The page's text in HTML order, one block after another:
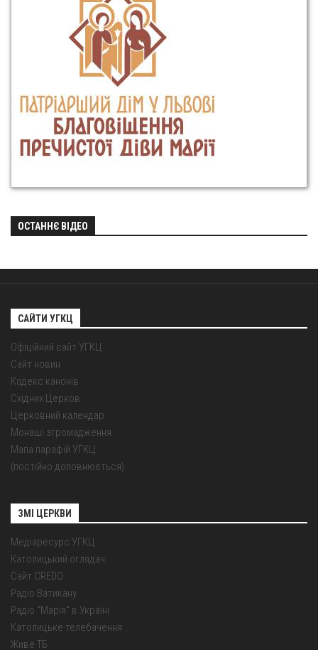
ОСТАННЄ ВІДЕО
САЙТИ УГКЦ
Офіційний сайт УГКЦ
Сайт новин
Кодекс канонів
Східних Церков
Церковний календар
Монаші згромадження
Мапа парафій УГКЦ
(постійно доповнюється)
ЗМІ ЦЕРКВИ
Медіаресурс УГКЦ
Католицький оглядач
Сайт CREDO
Радіо Ватикану
Радіо "Марія" в Україні
Католицьке телебачення
Живе ТБ